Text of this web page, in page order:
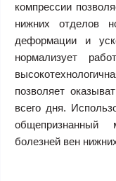
компрессии
нижних отделов
деформации и
нормализует
позволяет
всего дня.
болезней вен